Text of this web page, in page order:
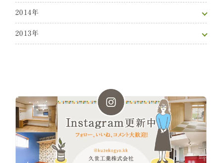
2014年
2013年